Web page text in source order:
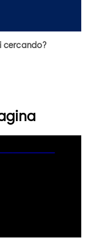
cercando?